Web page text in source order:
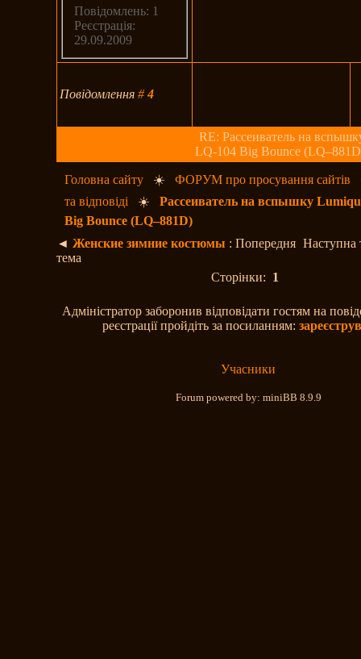
Повідомлень: 1
Реєстрація:
29.09.2009
Повідомлення#4
RE: Рассеиватель на
LQ-104 Big Bounce
Головна сайту ☀️ФОРУМ про просування сайтів
та відповіді
☀️Рассеиватель на вспышку
Big Bounce (LQ–881D)
◄Женские зимние костюмы : Попередня
тема
Наступна
Сторінки: 1
Адміністратор заборонив відповідати гостям на
реєстрації пройдіть за посиланням:
Учасники
Forum powered by: miniBB 8.9.9